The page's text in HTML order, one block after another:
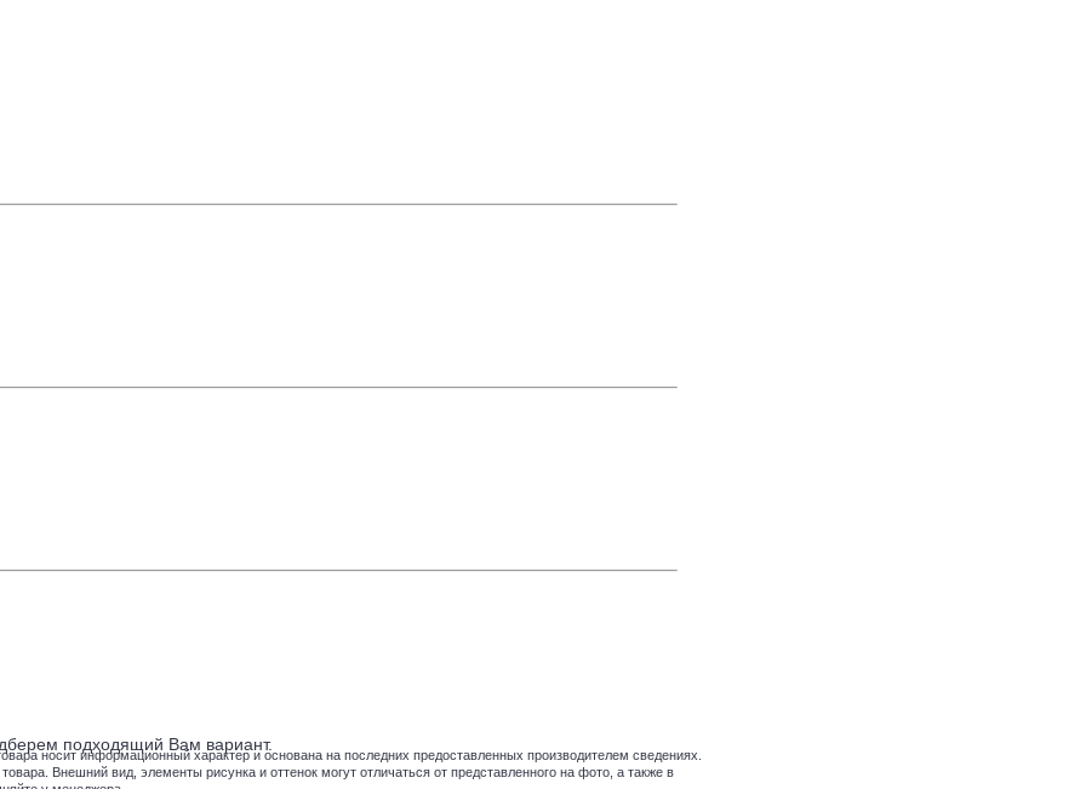
подходящий Вам вариант.
носит информационный характер и основана на последних предоставленных производителем сведениях.
Внешний вид, элементы рисунка и оттенок могут отличаться от представленного на фото, а также в